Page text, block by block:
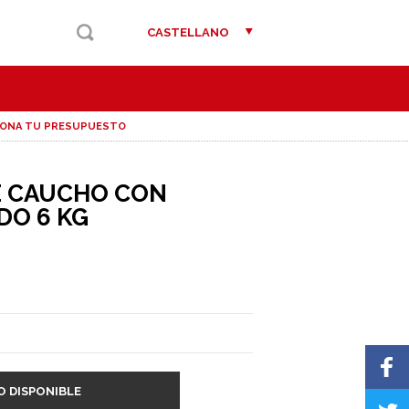
CASTELLANO
TU PRESUPUESTO
CON
6 KG
DISPONIBLE